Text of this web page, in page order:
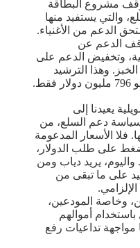
مشروع البطاقة
والتي يستفيد منها
الدعم من الأغنياء.
الدعم عن
وتخفيض الدعم على
وهذا الترشيد
يعيدنا إلى
سياسة دعم السلع، من
فلا الأسعار المدعومة
على طلب الدولار،
يريد دياب ومن
على ما تبقى من
وخاصة المودعين،
أموالهم
مواجهة تداعيات رفع